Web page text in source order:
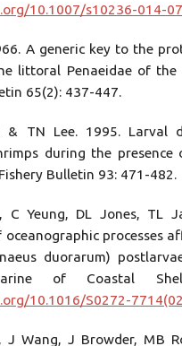
10.1007/s10236-014-
A generic key to the
littoral Penaeidae of
65(2): 437-447.
& TN Lee. 1995. Larval
during the
Bulletin 93: 471-482.
C Yeung, DL Jones, TL
processes
duorarum)
of Coastal
10.1016/S0272-
J Wang, J Browder, MB